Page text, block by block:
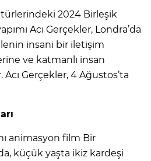
2024 Birleşik
Acı Gerçekler, Londra’da
insani bir iletişim
ve katmanlı insan
Gerçekler, 4 Ağustos’ta
animasyon film Bir
küçük yaşta ikiz kardeşi